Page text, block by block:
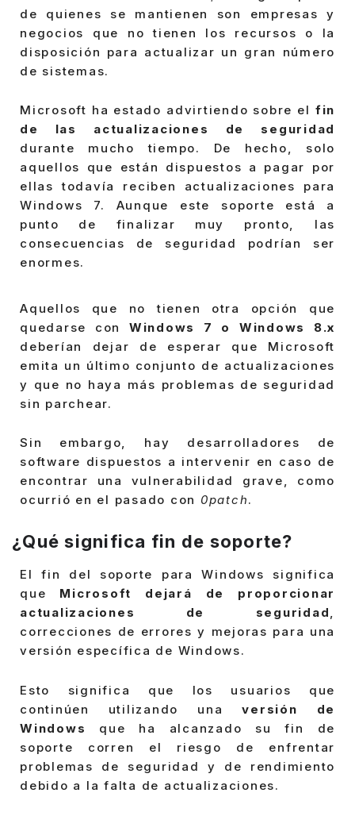
de quienes se mantienen son empresas y
negocios que no tienen los recursos o la
disposición para actualizar un gran número
de sistemas.
Microsoft ha estado advirtiendo sobre el fin
de las actualizaciones de seguridad
durante mucho tiempo. De hecho, solo
aquellos que están dispuestos a pagar por
ellas todavía reciben actualizaciones para
Windows 7. Aunque este soporte está a
punto de finalizar muy pronto, las
consecuencias de seguridad podrían ser
enormes.
Aquellos que no tienen otra opción que
quedarse con Windows 7 o Windows 8.x
deberían dejar de esperar que Microsoft
emita un último conjunto de actualizaciones
y que no haya más problemas de seguridad
sin parchear.
Sin embargo, hay desarrolladores de
software dispuestos a intervenir en caso de
encontrar una vulnerabilidad grave, como
ocurrió en el pasado con 0patch.
¿Qué significa fin de soporte?
El fin del soporte para Windows significa
que Microsoft dejará de proporcionar
actualizaciones de seguridad,
correcciones de errores y mejoras para una
versión específica de Windows.
Esto significa que los usuarios que
continúen utilizando una
versión de
Windows
que ha alcanzado su fin de
soporte corren el riesgo de enfrentar
problemas de seguridad y de rendimiento
debido a la falta de actualizaciones.